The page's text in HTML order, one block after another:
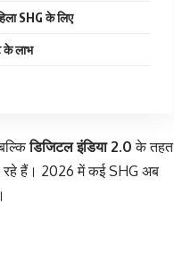
SHG के लिए
के लाभ
डिजिटल इंडिया 2.0 के तहत
रहे हैं। 2026 में कई SHG अब